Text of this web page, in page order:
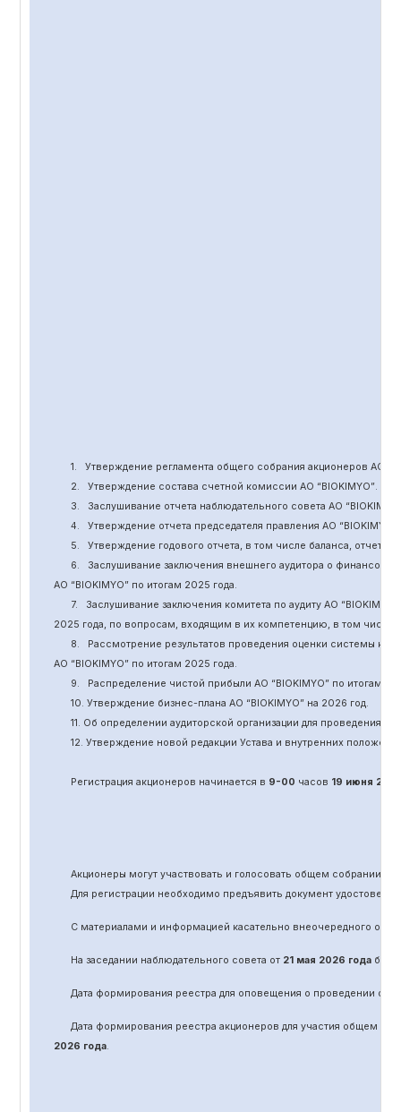
1. Утверждение регламента общего собрания акционеров АО “
2.
Утверждение состава счетной комиссии АО “BIOKIMYO”.
3.
Заслушивание отчета наблюдательного совета АО “BIOKIMYO
4.
Утверждение отчета председателя правления АО “BIOKIMYO
5.
Утверждение годового отчета, в том числе баланса, отчет о
6.
Заслушивание заключения внешнего аудитора о финансовой
АО “BIOKIMYO”по итогам 2025 года.
7.
Заслушивание заключения комитета по аудитуАО “BIOKIMYO
2025 года, по вопросам, входящим в их компетенцию, в том
8.
Рассмотрение результатов проведения оценки системы
АО “BIOKIMYO”по итогам 2025 года.
9.
Распределение чистой прибыли АО “BIOKIMYO”по итогам
10. Утверждение бизнес-плана АО “BIOKIMYO”на 2026 год.
11. Об определении аудиторской организации для проведения
12. Утверждение новой редакции Устава и внутренних
Регистрация акционеров начинается в 9-00 часов 19 июня 202
Акционеры могут участвовать и голосовать общем собрании
Для регистрации необходимо предъявить документ
С материалами и информацией касательно внеочередного
На заседании наблюдательного совета от 21 мая 2026 годабыло
Дата формирования реестра для оповещения о проведении
Дата формирования реестра акционеров для участия общем
2026 года.